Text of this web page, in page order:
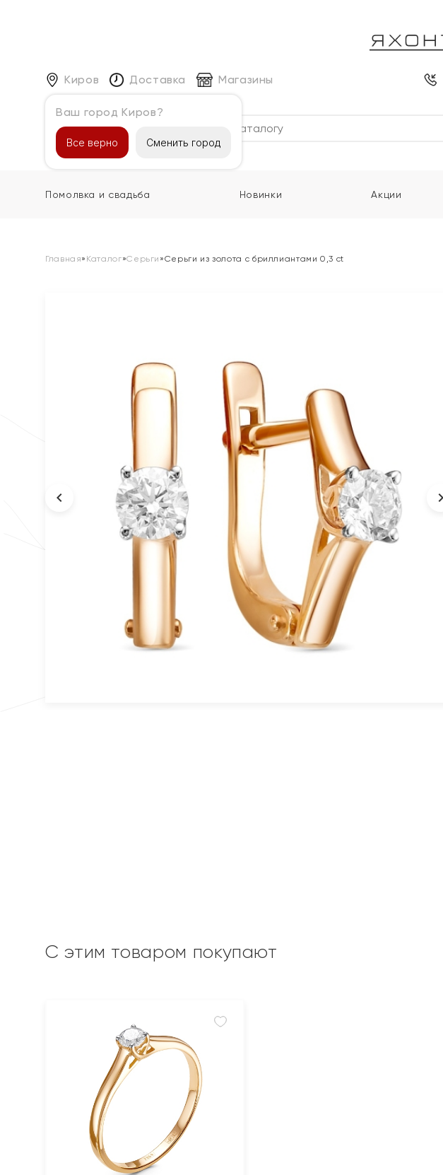
Киров
Ваш город Киров?
Все верно Сменить город
Доставка Магазины
Каталог
Помолвка и свадьба Новинки Акции
Главная» Каталог»Серьги »Серьги из золота с бриллиантами 0,3 ct
С этим товаром покупают